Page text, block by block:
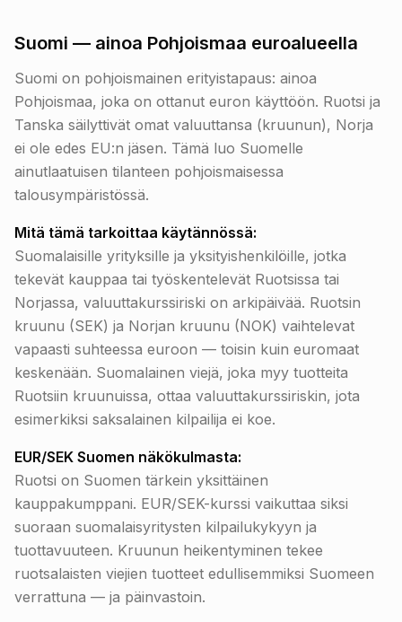
Suomi — ainoa Pohjoismaa euroalueella
Suomi on pohjoismainen erityistapaus: ainoa
Pohjoismaa, joka on ottanut euron käyttöön. Ruotsi ja
Tanska säilyttivät omat valuuttansa (kruunun), Norja
ei ole edes EU:n jäsen. Tämä luo Suomelle
ainutlaatuisen tilanteen pohjoismaisessa
talousympäristössä.
Mitä tämä tarkoittaa käytännössä:
Suomalaisille yrityksille ja yksityishenkilöille, jotka
tekevät kauppaa tai työskentelevät Ruotsissa tai
Norjassa, valuuttakurssiriski on arkipäivää. Ruotsin
kruunu (SEK) ja Norjan kruunu (NOK) vaihtelevat
vapaasti suhteessa euroon — toisin kuin euromaat
keskenään. Suomalainen viejä, joka myy tuotteita
Ruotsiin kruunuissa, ottaa valuuttakurssiriskin, jota
esimerkiksi saksalainen kilpailija ei koe.
EUR/SEK Suomen näkökulmasta:
Ruotsi on Suomen tärkein yksittäinen
kauppakumppani. EUR/SEK-kurssi vaikuttaa siksi
suoraan suomalaisyritysten kilpailukykyyn ja
tuottavuuteen. Kruunun heikentyminen tekee
ruotsalaisten viejien tuotteet edullisemmiksi Suomeen
verrattuna — ja päinvastoin.